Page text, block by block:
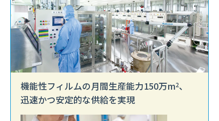
機能性フィルムの月間生産能力150万m2、
迅速かつ安定的な供給を実現